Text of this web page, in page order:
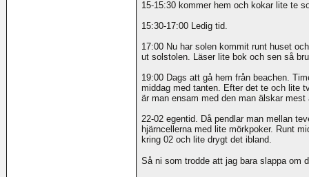
15-15:30 kommer hem och kokar lite te
15:30-17:00 Ledig tid.
17:00 Nu har solen kommit runt huset
ut solstolen. Läser lite bok och sen så
19:00 Dags att gå hem från beachen.
middag med tanten. Efter det te och lite
är man ensam med den man älskar
22-02 egentid. Då pendlar man mellan
hjärncellerna med lite mörkpoker. Runt
kring 02 och lite drygt det ibland.
Så ni som trodde att jag bara slappa om